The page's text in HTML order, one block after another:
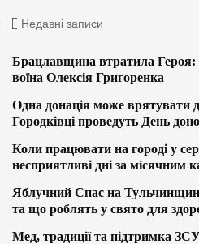
Недавні записи
Брацлавщина втратила Героя:
воїна Олексія Григоренка
Одна донація може врятувати
Городківці проведуть День
Коли працювати на городі у
несприятливі дні за місячним
Яблучний Спас на
та що роблять у свято для
Мед, традиції та підтримка